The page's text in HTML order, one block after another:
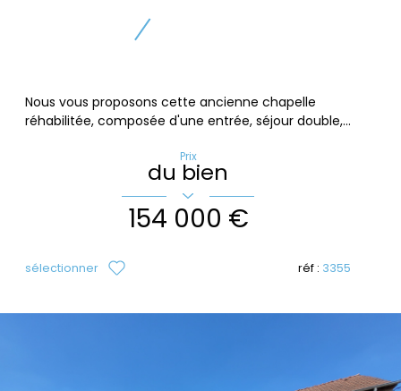
Nous vous proposons cette ancienne chapelle
réhabilitée, composée d'une entrée, séjour double,...
Prix
du bien
154 000 €
sélectionner réf : 3355